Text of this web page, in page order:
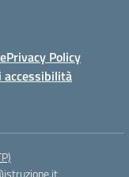
Privacy Policy